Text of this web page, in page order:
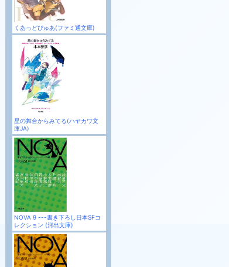
くあっどぴゅあ(ファミ通文庫)
星の舞台からみてる(ハヤカワ文
庫JA)
NOVA 9 ---書き下ろし日本SFコ
レクション (河出文庫)